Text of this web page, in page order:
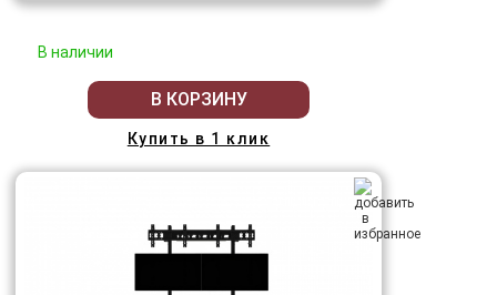
В наличии
В КОРЗИНУ
Купить в 1 клик